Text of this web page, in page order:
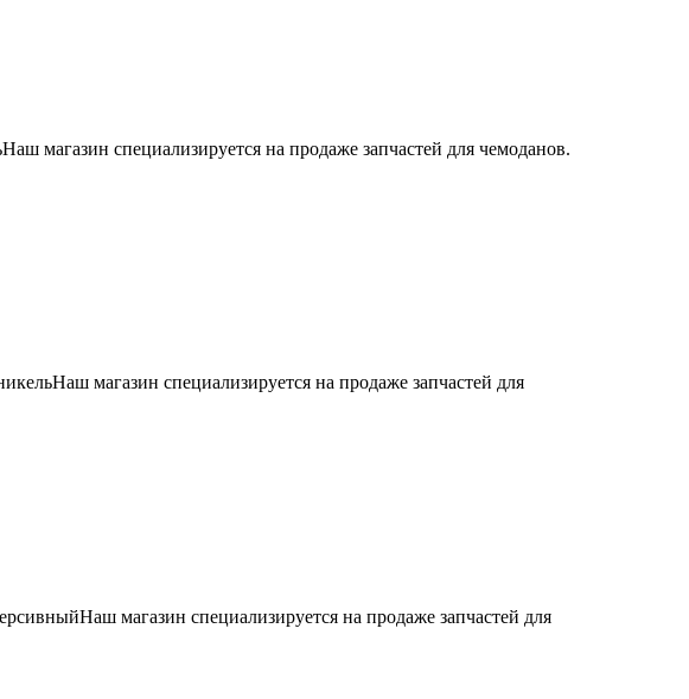
магазин специализируется на продаже запчастей для чемоданов.
магазин специализируется на продаже запчастей для
магазин специализируется на продаже запчастей для